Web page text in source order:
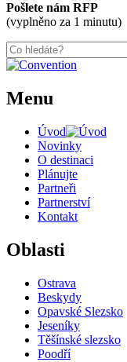
−
Pošlete nám RFP
(vyplněno za 1 minutu)
Menu
Úvod
Novinky
O destinaci
Plánujte
Partneři
Partnerství
Kontakt
Oblasti
Ostrava
Beskydy
Opavské Slezsko
Jeseníky
Těšínské slezsko
Poodří